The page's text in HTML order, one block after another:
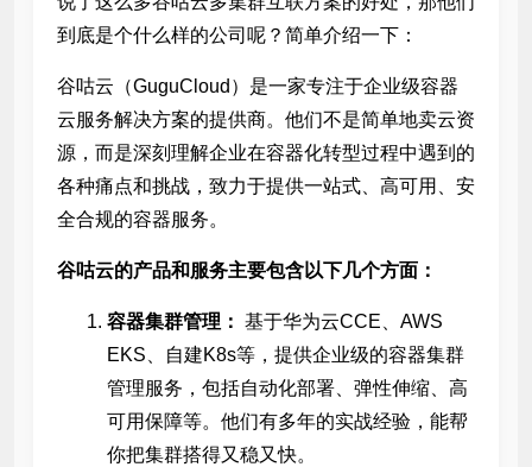
到底是个什么样的公司呢？简单介绍一下：
谷咕云（GuguCloud）是一家专注于企业级容器
云服务解决方案的提供商。他们不是简单地卖云资
源，而是深刻理解企业在容器化转型过程中遇到的
各种痛点和挑战，致力于提供一站式、高可用、安
全合规的容器服务。
谷咕云的产品和服务主要包含以下几个方面：
容器集群管理： 基于华为云CCE、AWS
EKS、自建K8s等，提供企业级的容器集群
管理服务，包括自动化部署、弹性伸缩、高
可用保障等。他们有多年的实战经验，能帮
你把集群搭得又稳又快。